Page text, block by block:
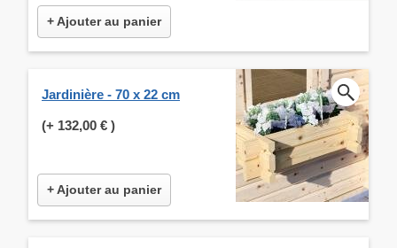
+ Ajouter au panier
Jardinière - 70 x 22 cm
(+ 132,00 € )
+ Ajouter au panier